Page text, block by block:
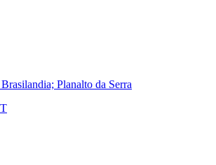
Planalto da Serra